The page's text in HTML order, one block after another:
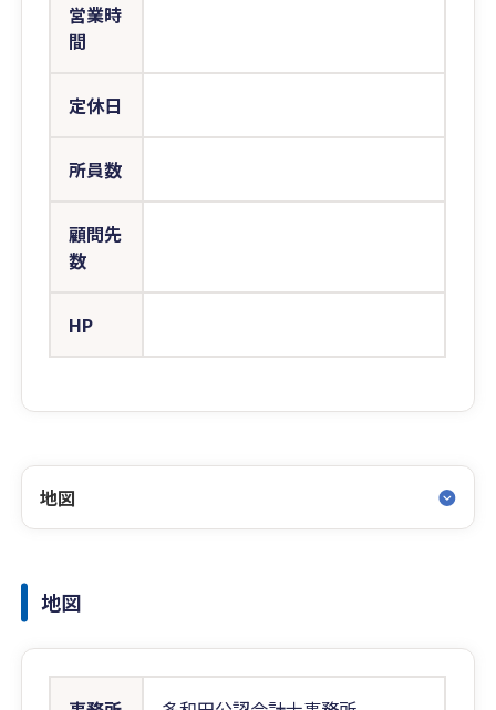
営業時
間
定休日
所員数
顧問先
数
HP
地図
地図